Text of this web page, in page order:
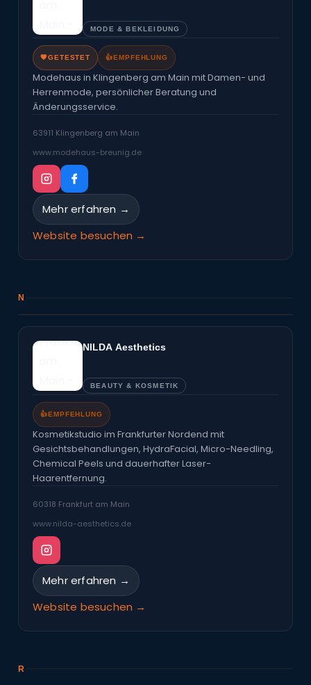
MODE & BEKLEIDUNG
🧡GETESTET 👍EMPFEHLUNG
Modehaus in Klingenberg am Main mit Damen- und
Herrenmode, persönlicher Beratung und
Änderungsservice.
63911 Klingenberg am Main
www.modehaus-breunig.de
Mehr erfahren →
Website besuchen →
N
NILDA Aesthetics
BEAUTY & KOSMETIK
👍EMPFEHLUNG
Kosmetikstudio im Frankfurter Nordend mit
Gesichtsbehandlungen, HydraFacial, Micro-Needling,
Chemical Peels und dauerhafter Laser-
Haarentfernung.
60318 Frankfurt am Main
www.nilda-aesthetics.de
Mehr erfahren →
Website besuchen →
R